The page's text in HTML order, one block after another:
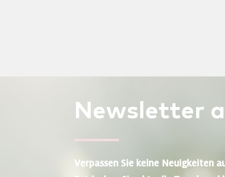
Newsletter
Verpassen Sie keine Neuigkeiten